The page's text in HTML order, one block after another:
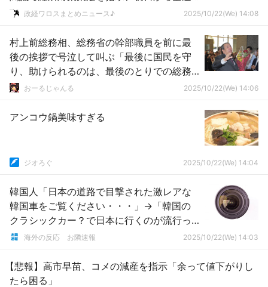
力トップスピードでやる！」ｗｗｗｗｗｗ
政経ワロスまとめニュース♪ 2025/10/22(We) 14:08
村上前総務相、総務省の幹部職員を前に最
後の挨拶で号泣して叫ぶ「最後に国民を守
り、助けられるのは、最後のとりでの総務
省です。頑張ってください」
おーるじゃんる 2025/10/22(We) 14:06
アンコウ鍋美味すぎる
ジオろぐ 2025/10/22(We) 14:04
韓国人「日本の道路で目撃された激レアな
韓国車をご覧ください・・・」→「韓国の
クラシックカー？で日本に行くのが流行っ
てるのかな？？？」「最近自分の車を持っ
くね」
海外の反応 お隣速報 2025/10/22(We) 14:03
【悲報】高市早苗、コメの減産を指示「余って値下がりし
たら困る」